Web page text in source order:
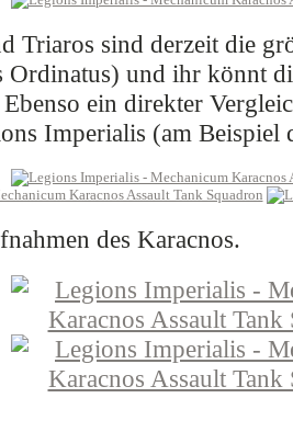
Triaros sind derzeit die
Ordinatus) und ihr könnt
ein direkter
Imperialis (am Beispiel
des Karacnos.